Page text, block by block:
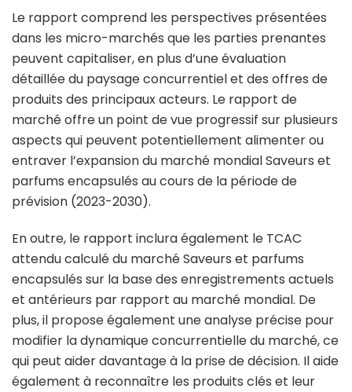
Le rapport comprend les perspectives présentées
dans les micro-marchés que les parties prenantes
peuvent capitaliser, en plus d’une évaluation
détaillée du paysage concurrentiel et des offres de
produits des principaux acteurs. Le rapport de
marché offre un point de vue progressif sur plusieurs
aspects qui peuvent potentiellement alimenter ou
entraver l’expansion du marché mondial Saveurs et
parfums encapsulés au cours de la période de
prévision (2023-2030).
En outre, le rapport inclura également le TCAC
attendu calculé du marché Saveurs et parfums
encapsulés sur la base des enregistrements actuels
et antérieurs par rapport au marché mondial. De
plus, il propose également une analyse précise pour
modifier la dynamique concurrentielle du marché, ce
qui peut aider davantage à la prise de décision. Il aide
également à reconnaître les produits clés et leur